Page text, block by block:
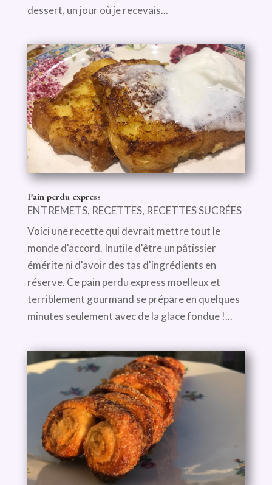
dessert, un jour où je recevais...
Pain perdu express
ENTREMETS, RECETTES, RECETTES SUCRÉES
Voici une recette qui devrait mettre tout le
monde d'accord. Inutile d'être un pâtissier
émérite ni d'avoir des tas d'ingrédients en
réserve. Ce pain perdu express moelleux et
terriblement gourmand se prépare en quelques
minutes seulement avec de la glace fondue !...